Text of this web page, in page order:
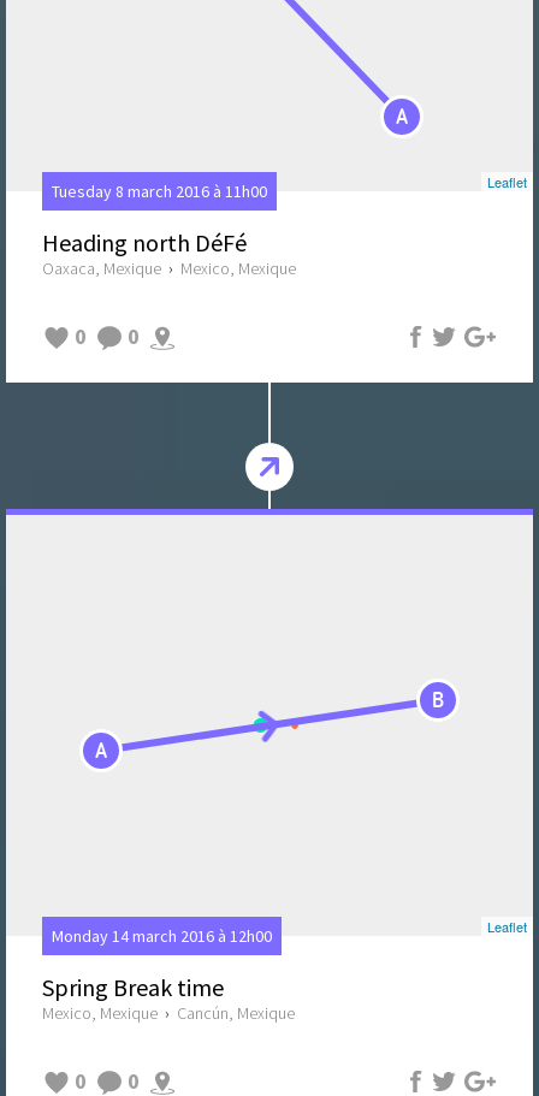
A
Leaflet
Tuesday 8 march 2016 à 11h00
Heading north DéFé
Oaxaca, Mexique › Mexico, Mexique
0 0
A
B
Leaflet
Monday 14 march 2016 à 12h00
Spring Break time
Mexico, Mexique › Cancún, Mexique
0 0